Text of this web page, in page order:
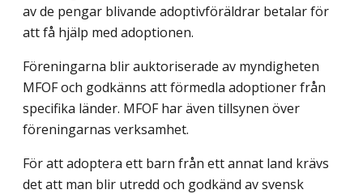
av de pengar blivande adoptivföräldrar betalar för
att få hjälp med adoptionen.
Föreningarna blir auktoriserade av myndigheten
MFOF och godkänns att förmedla adoptioner från
specifika länder. MFOF har även tillsynen över
föreningarnas verksamhet.
För att adoptera ett barn från ett annat land krävs
det att man blir utredd och godkänd av svensk